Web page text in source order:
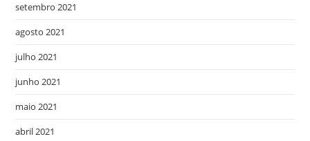
setembro 2021
agosto 2021
julho 2021
junho 2021
maio 2021
abril 2021